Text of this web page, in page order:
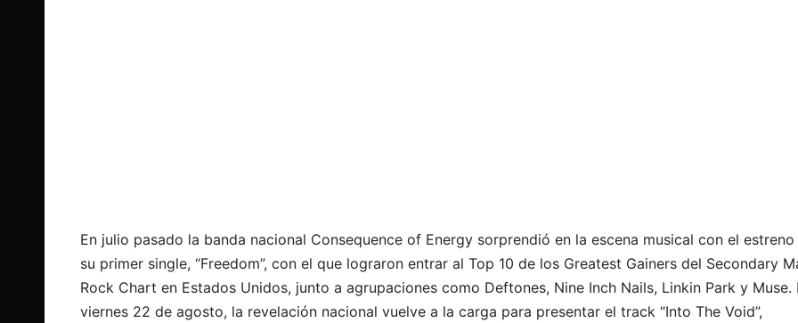
En julio pasado la banda nacional Consequence of Energy sorprendió en la escena musical con el estreno
su primer single, “Freedom”, con el que lograron entrar al Top 10 de los Greatest Gainers del Secondary
Rock Chart en Estados Unidos, junto a agrupaciones como Deftones, Nine Inch Nails, Linkin Park y Muse.
viernes 22 de agosto, la revelación nacional vuelve a la carga para presentar el track “Into The Void”,